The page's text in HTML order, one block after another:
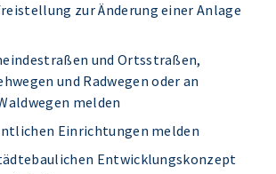
zur Änderung einer Anlage
und Ortsstraßen,
und Radwegen oder an
melden
Einrichtungen melden
Entwicklungskonzept